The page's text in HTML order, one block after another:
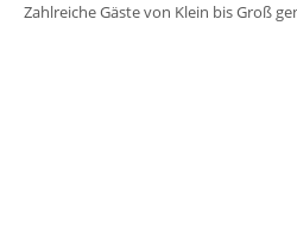
Zahlreiche Gäste von Klein bis Groß